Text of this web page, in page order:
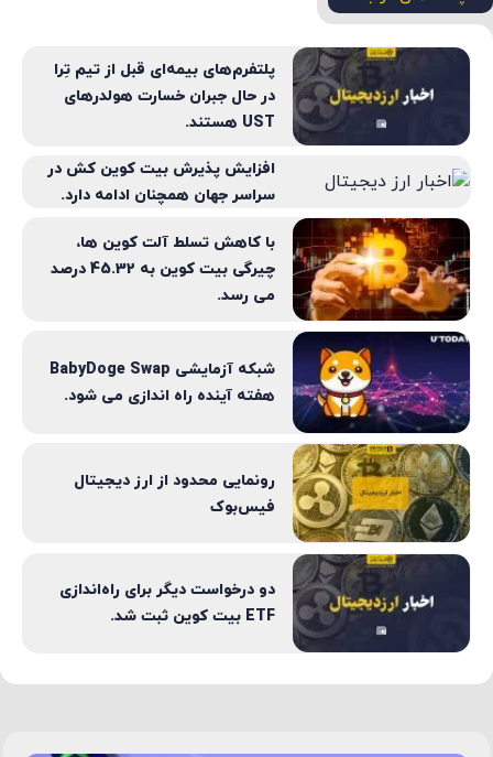
پلتفرم‌های بیمه‌ای قبل از تیم تِرا
در حال جبران خسارت هولدرهای
UST هستند.
افزایش پذیرش بیت کوین کش در
سراسر جهان همچنان ادامه دارد.
با کاهش تسلط آلت کوین ها،
چیرگی بیت کوین به 45.32 درصد
می رسد.
شبکه آزمایشی BabyDoge Swap
هفته آینده راه اندازی می شود.
رونمایی محدود از ارز دیجیتال
فیس‌بوک
دو درخواست دیگر برای راه‌اندازی
ETF بیت کوین ثبت شد.